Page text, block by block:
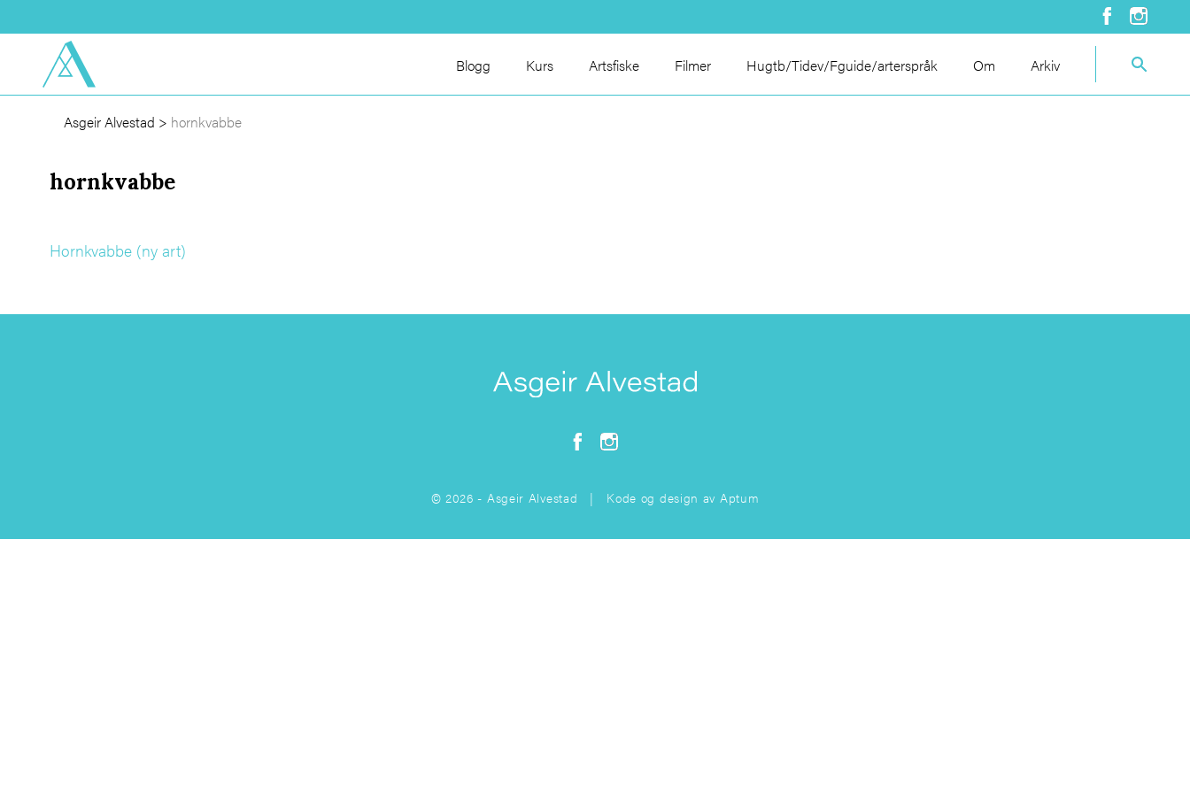
Blogg Kurs Artsfiske Filmer Hugtb/Tidev/Fguide/arterspråk Om Arkiv
Asgeir Alvestad > hornkvabbe
hornkvabbe
Hornkvabbe (ny art)
© 2026 - Asgeir Alvestad | Kode og design av Aptum